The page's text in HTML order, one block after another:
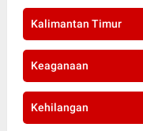
Kalimantan Timur
Keaganaan
Kehilangan